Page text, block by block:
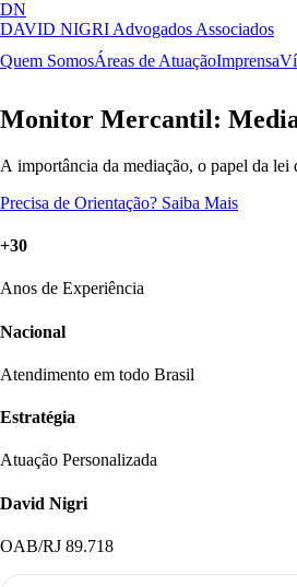
DN
DAVID NIGRI Advogados Associados
Quem SomosÁreas de AtuaçãoImprensa
Artigos, sentenças, áreas de atuação,
Monitor Mercantil:
A importância da mediação, o papel da
Precisa de Orientação? Saiba Mais
+30
Anos de Experiência
Nacional
Atendimento em todo Brasil
Estratégia
Atuação Personalizada
David Nigri
OAB/RJ 89.718